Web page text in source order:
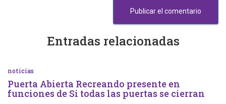
Entradas relacionadas
noticias
Puerta Abierta Recreando presente en
funciones de Si todas las puertas se cierran